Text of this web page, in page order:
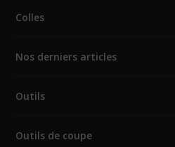
Colles
Nos derniers articles
Outils
Outils de coupe